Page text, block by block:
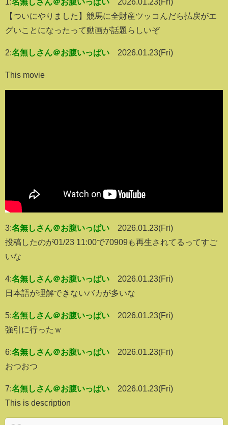
【ついにやりました】競馬に全財産ツッコんだら払戻がエ
グいことになったって動画が話題らしいぞ
2:名無しさん＠お腹いっぱい 2026.01.23(Fri)
This movie
3:名無しさん＠お腹いっぱい
2026.01.23(Fri)
投稿したのが01/23 11:00で70909も再生されてるってすご
いな
4:名無しさん＠お腹いっぱい
2026.01.23(Fri)
日本語が理解できないバカが多いな
5:名無しさん＠お腹いっぱい
2026.01.23(Fri)
強引に行ったｗ
6:名無しさん＠お腹いっぱい
2026.01.23(Fri)
おつおつ
7:名無しさん＠お腹いっぱい
2026.01.23(Fri)
This is description